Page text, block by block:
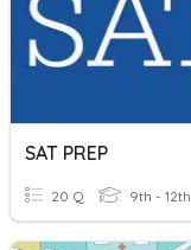
SAT PREP
20 Q 9th - 12th